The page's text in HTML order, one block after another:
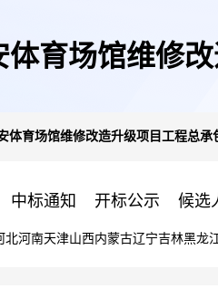
育场馆维修
体育场馆维修改造升级项目工程总承
中标通知 开标公示 候选
北河南天津山西内蒙古辽宁吉林黑龙